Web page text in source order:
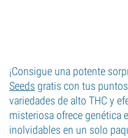
¡Consigue una potente
Seeds gratis con tus
variedades de alto THC y
misteriosa ofrece genética
inolvidables en un solo